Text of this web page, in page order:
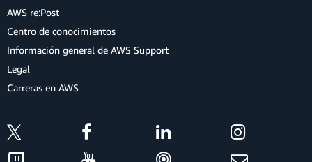
AWS re:Post
Centro de conocimientos
Información general de AWS Support
Legal
Carreras en AWS